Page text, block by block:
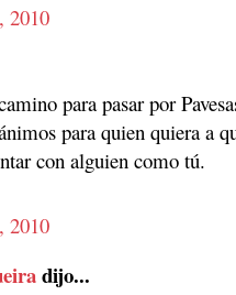
2010
para pasar por
para quien quiera a
con alguien como tú.
2010
dijo...